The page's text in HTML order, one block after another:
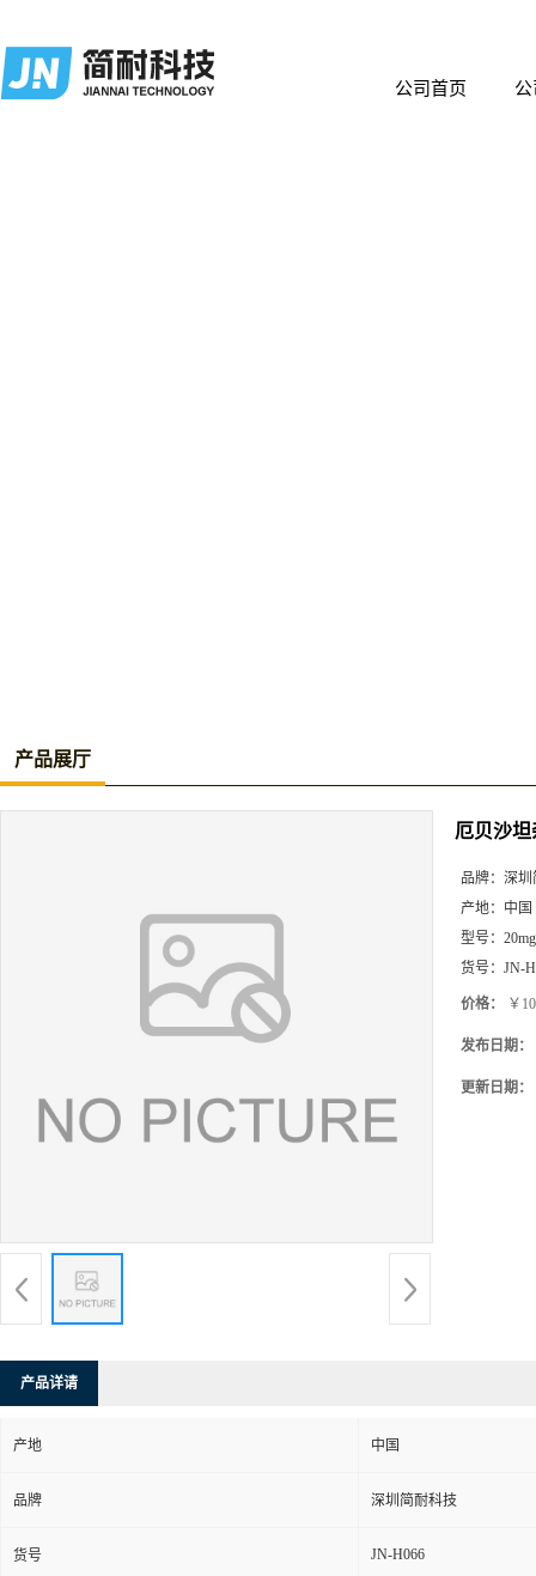
公司首页
产品展厅
厄贝沙坦
品牌： 深圳
产地： 中国
型号： 20mg
货号： JN-
价格： ￥
发布日期：
更新日期：
产品详请
产地 中国
品牌 深圳简耐科技
货号 JN-H066